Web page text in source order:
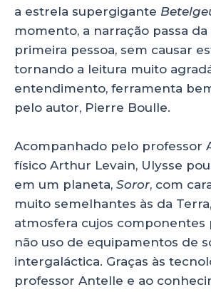
a estrela supergigante
momento, a narração passa
primeira pessoa, sem causar
tornando a leitura muito
entendimento, ferramenta
pelo autor, Pierre Boulle.
Acompanhado pelo professor
físico Arthur Levain, Ulysse
em um planeta, Soror, com
muito semelhantes às da
atmosfera cujos componentes
não uso de equipamentos de
intergaláctica. Graças às
professor Antelle e ao